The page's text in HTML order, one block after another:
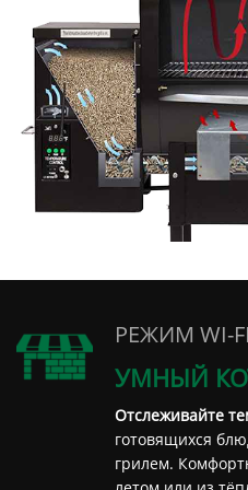
РЕЖИМ WI-
УМНЫЙ
Отслеживайте
готовящихся
грилем.